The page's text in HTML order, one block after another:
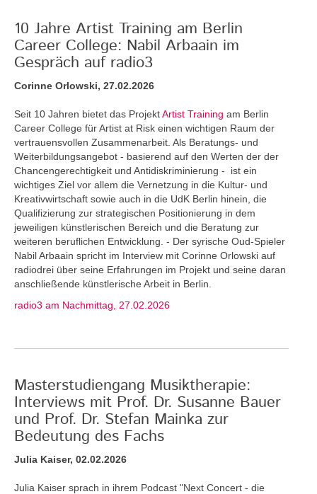
10 Jahre Artist Training am Berlin
Career College: Nabil Arbaain im
Gespräch auf radio3
Corinne Orlowski, 27.02.2026
Seit 10 Jahren bietet das ProjektArtist Training am Berlin
Career College für Artist at Risk einen wichtigen Raum der
vertrauensvollen Zusammenarbeit. Als Beratungs- und
Weiterbildungsangebot - basierend auf den Werten der der
Chancengerechtigkeit und Antidiskriminierung - ist ein
wichtiges Ziel vor allem die Vernetzung in die Kultur- und
Kreativwirtschaft sowie auch in die UdK Berlin hinein, die
Qualifizierung zur strategischen Positionierung in dem
jeweiligen künstlerischen Bereich und die Beratung zur
weiteren beruflichen Entwicklung. - Der syrische Oud-Spieler
Nabil Arbaain spricht im Interview mit Corinne Orlowski auf
radiodrei über seine Erfahrungen im Projekt und seine daran
anschließende künstlerische Arbeit in Berlin.
radio3 am Nachmittag, 27.02.2026
Masterstudiengang Musiktherapie:
Interviews mit Prof. Dr. Susanne Bauer
und Prof. Dr. Stefan Mainka zur
Bedeutung des Fachs
Julia Kaiser, 02.02.2026
Julia Kaiser sprach in ihrem Podcast "Next Concert - die